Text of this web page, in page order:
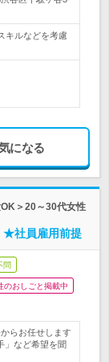
キルなどを考慮
になる
＞20～30代女性
★社員雇用前提
問
のおしごと掲載中
らお任せします
」など希望を聞